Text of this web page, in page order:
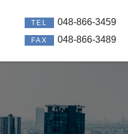
TEL 048-866-3459
FAX 048-866-3489